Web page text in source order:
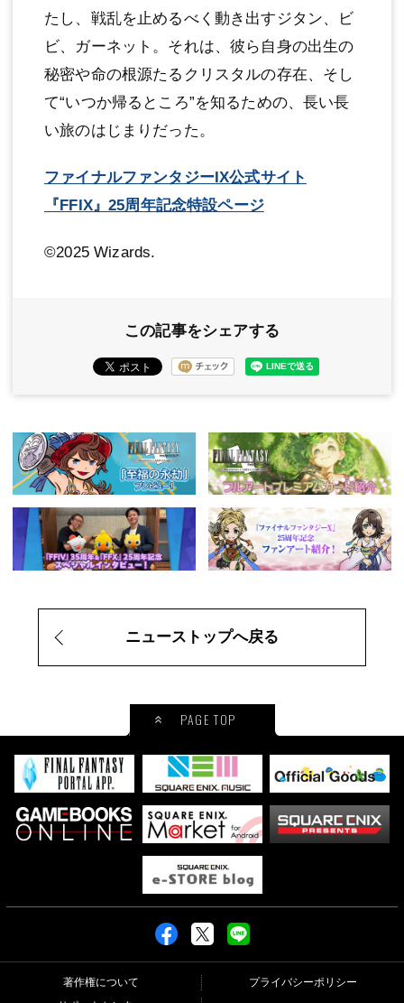
たし、戦乱を止めるべく動き出すジタン、ビ
ビ、ガーネット。それは、彼ら自身の出生の
秘密や命の根源たるクリスタルの存在、そし
て“いつか帰るところ”を知るための、長い長
い旅のはじまりだった。
ファイナルファンタジーIX公式サイト
『FFIX』25周年記念特設ページ
©2025 Wizards.
この記事をシェアする
ニューストップへ戻る
PAGE TOP
著作権について
プライバシーポリシー